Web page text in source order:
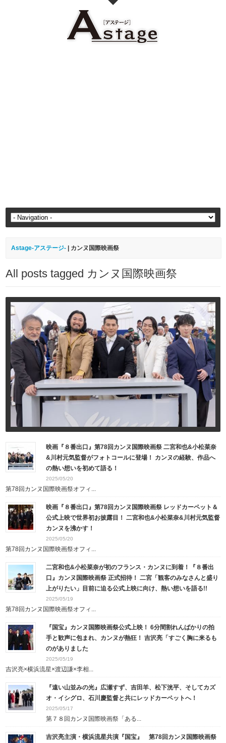
Astage-アステージ- カンヌ国際映画祭
All posts tagged カンヌ国際映画祭
映画『８番出口』第78回カンヌ国際映画祭 二宮和也&小松菜奈
&川村元気監督がフォトコールに登場！ カンヌの経験、作品へ
の熱い想いを初めて語る！
2025/05/20
第78回カンヌ国際映画祭オフィ...
映画『８番出口』第78回カンヌ国際映画祭 レッドカーペット＆
公式上映で世界初お披露目！ 二宮和也&小松菜奈&川村元気監督
カンヌを沸かす！
2025/05/20
第78回カンヌ国際映画祭オフィ...
二宮和也&小松菜奈が初のフランス・カンヌに到着！『８番出
口』カンヌ国際映画祭 正式招待！ 二宮「観客のみなさんと盛り
上がりたい」目前に迫る公式上映に向け、熱い想いを語る!!
2025/05/19
第78回カンヌ国際映画祭オフィ...
『国宝』カンヌ国際映画祭公式上映！ 6分間割れんばかりの拍
手と歓声に包まれ、カンヌが熱狂！ 吉沢亮「すごく胸に来るも
のがありました
2025/05/19
吉沢亮×横浜流星×渡辺謙×李相...
『遠い山並みの光』広瀬すず、吉田羊、松下洸平、そしてカズ
オ・イシグロ、石川慶監督と共にレッドカーペットへ！
2025/05/17
第７８回カンヌ国際映画祭「ある...
吉沢亮主演・横浜流星共演『国宝』 第78回カンヌ国際映画祭